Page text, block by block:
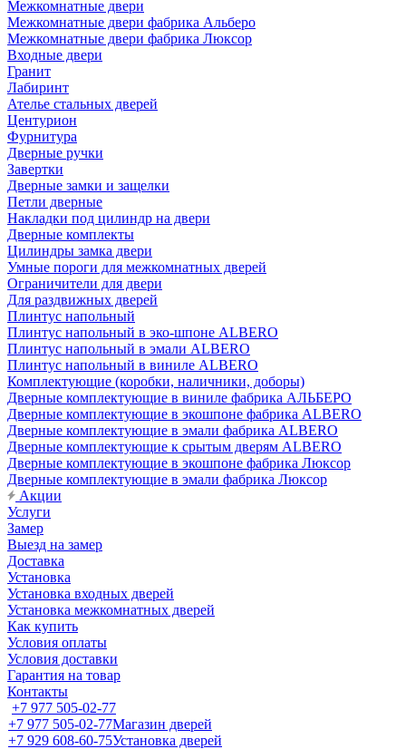
Межкомнатные двери
Межкомнатные двери фабрика Альберо
Межкомнатные двери фабрика Люксор
Входные двери
Гранит
Лабиринт
Ателье стальных дверей
Центурион
Фурнитура
Дверные ручки
Завертки
Дверные замки и защелки
Петли дверные
Накладки под цилиндр на двери
Дверные комплекты
Цилиндры замка двери
Умные пороги для межкомнатных дверей
Ограничители для двери
Для раздвижных дверей
Плинтус напольный
Плинтус напольный в эко-шпоне ALBERO
Плинтус напольный в эмали ALBERO
Плинтус напольный в виниле ALBERO
Комплектующие (коробки, наличники, доборы)
Дверные комплектующие в виниле фабрика АЛЬБЕРО
Дверные комплектующие в экошпоне фабрика ALBERO
Дверные комплектующие в эмали фабрика ALBERO
Дверные комплектующие к срытым дверям ALBERO
Дверные комплектующие в экошпоне фабрика Люксор
Дверные комплектующие в эмали фабрика Люксор
Акции
Услуги
Замер
Выезд на замер
Доставка
Установка
Установка входных дверей
Установка межкомнатных дверей
Как купить
Условия оплаты
Условия доставки
Гарантия на товар
Контакты
+7 977 505-02-77
+7 977 505-02-77Магазин дверей
+7 929 608-60-75Установка дверей